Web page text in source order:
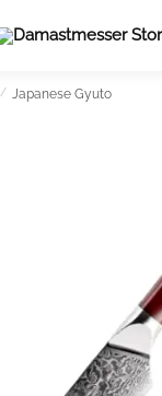
/ Japanese Gyuto